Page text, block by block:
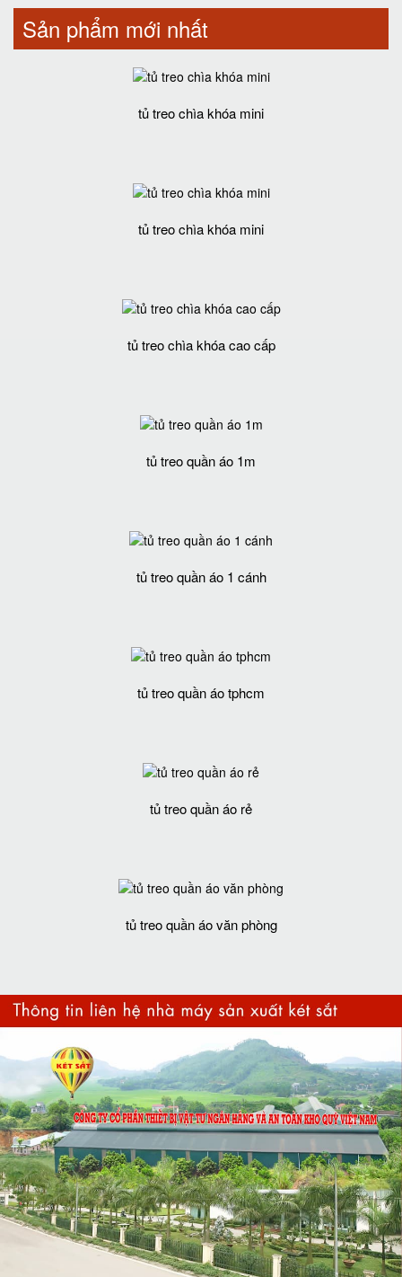
Sản phẩm mới nhất
tủ treo chìa khóa mini
tủ treo chìa khóa mini
tủ treo chìa khóa cao cấp
tủ treo quần áo 1m
tủ treo quần áo 1 cánh
tủ treo quần áo tphcm
tủ treo quần áo rẻ
tủ treo quần áo văn phòng